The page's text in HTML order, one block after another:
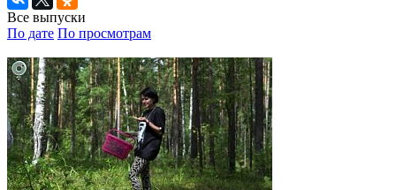
Все выпуски
По дате По просмотрам